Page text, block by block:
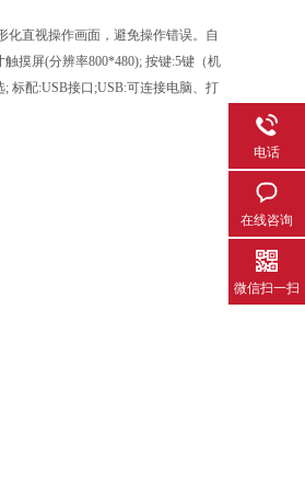
化直视操作画面，避免操作错误。自
摸屏(分辨率800*480); 按键:5键（机
标配:USB接口;USB:可连接电脑、打
电话
在线咨询
微信扫一扫